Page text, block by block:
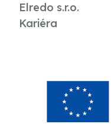
Elredo s.r.o.
Kariéra